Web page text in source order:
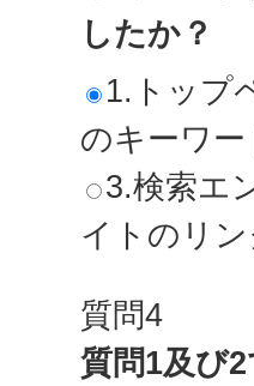
したか？
1.トップ
のキーワー
3.検索エ
イトのリ
質問4
質問1及び